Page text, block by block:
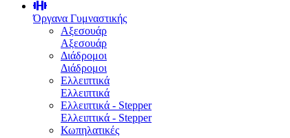
Όργανα Γυμναστικής
Αξεσουάρ
Αξεσουάρ
Διάδρομοι
Διάδρομοι
Ελλειπτικά
Ελλειπτικά
Ελλειπτικά - Stepper
Ελλειπτικά - Stepper
Κωπηλατικές